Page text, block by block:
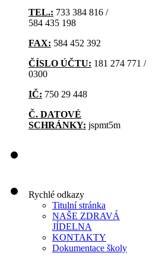
TEL.: 733 384 816 /
584 435 198
FAX: 584 452 392
ČÍSLO ÚČTU: 181 274 771 /
0300
IČ: 750 29 448
Č. DATOVÉ
SCHRÁNKY: jspmt5m
Rychlé odkazy
Titulní stránka
NAŠE ZDRAVÁ
JÍDELNA
KONTAKTY
Dokumentace školy